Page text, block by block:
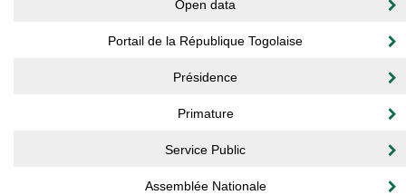
Open data
Portail de la République Togolaise
Présidence
Primature
Service Public
Assemblée Nationale